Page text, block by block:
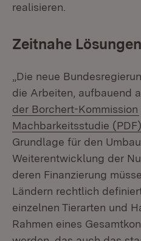
realisieren.
Zeitnahe
„Die neue
die Arbeiten, aufbauend
der Borchert-Kommission
Machbarkeitsstudie (PDF)
Grundlage für den
Weiterentwicklung der
deren Finanzierung
Ländern rechtlich
einzelnen Tierarten und
Rahmen eines